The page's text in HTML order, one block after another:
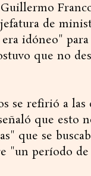
de
idóneo"
que no
se refirió a
que
que se
"un período